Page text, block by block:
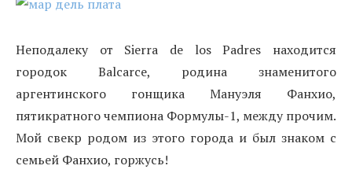
Неподалеку от Sierra de los Padres находится
городок Balcarce, родина знаменитого
аргентинского гонщика Мануэля Фанхио,
пятикратного чемпиона Формулы-1, между прочим.
Мой свекр родом из этого города и был знаком с
семьей Фанхио, горжусь!